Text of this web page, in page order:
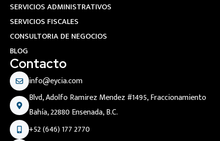
SERVICIOS ADMINISTRATIVOS
SERVICIOS FISCALES
CONSULTORIA DE NEGOCIOS
BLOG
Contacto
info@eycia.com
Blvd, Adolfo Ramirez Mendez #1495, Fraccionamiento
Bahía, 22880 Ensenada, B.C.
+52 (646) 177 2770